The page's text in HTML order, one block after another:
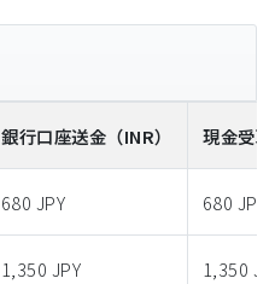
銀行口座送金 （INR） 現金受取
680 JPY 680 JPY
1,350 JPY 1,350